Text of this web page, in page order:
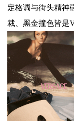
定格调与街头精神
裁、黑金撞色皆是